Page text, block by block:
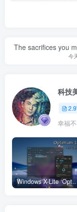
The sacrifices you
今
科技
Windows X-Lite